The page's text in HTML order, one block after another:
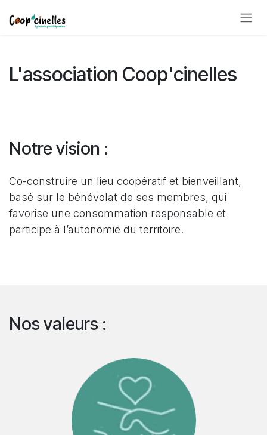
L'association Coop'cinelles
Notre vision :
Co-construire un lieu coopératif et bienveillant,
basé sur le bénévolat de ses membres, qui
favorise une consommation responsable et
participe à l’autonomie du territoire.
Nos valeurs :